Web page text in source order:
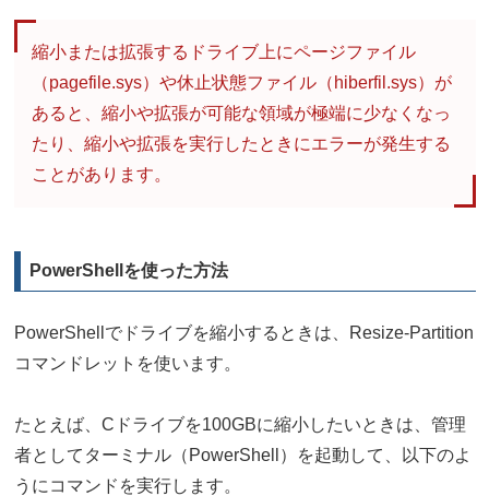
縮小または拡張するドライブ上にページファイル
（pagefile.sys）や休止状態ファイル（hiberfil.sys）が
あると、縮小や拡張が可能な領域が極端に少なくなっ
たり、縮小や拡張を実行したときにエラーが発生する
ことがあります。
PowerShellを使った方法
PowerShellでドライブを縮小するときは、Resize-Partition
コマンドレットを使います。
たとえば、Cドライブを100GBに縮小したいときは、管理
者としてターミナル（PowerShell）を起動して、以下のよ
うにコマンドを実行します。